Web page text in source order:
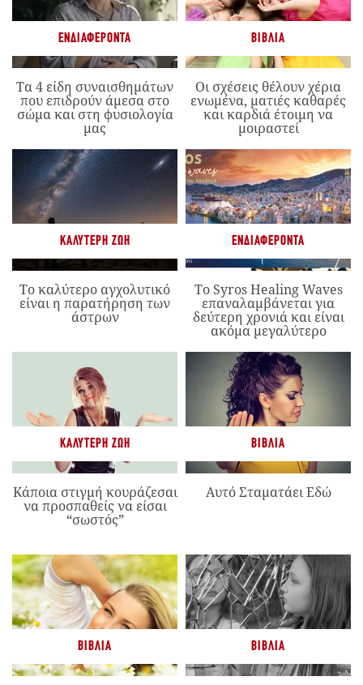
ΕΝΔΙΑΦΈΡΟΝΤΑ
Τα 4 είδη συναισθημάτων
που επιδρούν άμεσα στο
σώμα και στη φυσιολογία
μας
ΒΙΒΛΊΑ
Οι σχέσεις θέλουν χέρια
ενωμένα, ματιές καθαρές
και καρδιά έτοιμη να
μοιραστεί
ΚΑΛΎΤΕΡΗ ΖΩΉ
Το καλύτερο αγχολυτικό
είναι η παρατήρηση των
άστρων
ΕΝΔΙΑΦΈΡΟΝΤΑ
Το Syros Healing Waves
επαναλαμβάνεται για
δεύτερη χρονιά και είναι
ακόμα μεγαλύτερο
ΚΑΛΎΤΕΡΗ ΖΩΉ
Κάποια στιγμή κουράζεσαι
να προσπαθείς να είσαι
“σωστός”
ΒΙΒΛΊΑ
Αυτό Σταματάει Εδώ
ΒΙΒΛΊΑ ΒΙΒΛΊΑ